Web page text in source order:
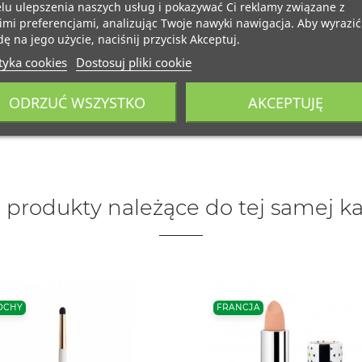
produkty należące do tej samej
FRANCJA
ulepszenia naszych usług i pokazywać Ci reklamy związane z
preferencjami, analizując Twoje nawyki nawigacja. Aby wyrazić
na jego użycie, naciśnij przycisk Akceptuj.
cookies Dostosuj pliki cookie
ODRZUĆ WSZYSTKO AKCEPTUJĘ